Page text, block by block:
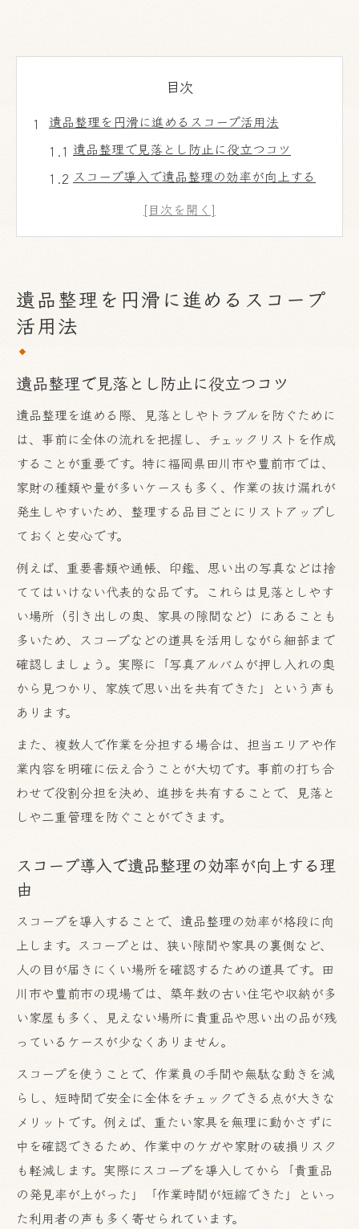
目次
遺品整理を円滑に進めるスコープ活用法
遺品整理で見落とし防止に役立つコツ
スコープ導入で遺品整理の効率が向上する
安心して遺品整理を進めるための事前準備
スコープ導入で後悔しない遺品整理の秘訣
スコープで遺品整理を丁寧に進める方法
遺品整理のトラブルを回避するスコープの
使い方
スコープで重要書類や貴重品を安全に管理
遺品整理の現場で役立つチェックリスト作
成法
安心して任せる遺品整理のチェックポイント
遺品整理の信頼できる業者選びの基準
安心して遺品整理を任せるための見積もり
確認
遺品整理の費用トラブルを防ぐポイント
スコープで現地作業の安心度を高める方法
遺品整理費用の内訳と適正価格の見極め方
追加請求を防ぐための費用確認ポイント
遺品整理の費用相場と節約する方法
遺品整理業者の見積もり比較のポイント
遺品整理で大切な物の見落としを防ぐコツ
スコープを使い重要書類を確実にチェック
遺品整理の現場で役立つ保管リストの作成
法
見落としがちな遺品を事前に確認する方法
遺品整理とスコープで心残りなく始める方法
遺品整理の第一歩はスコープの計画的活用
心残りをなくす遺品整理の心構えと準備
遺品整理とスコープで家族の合意形成を促
進
後悔しないための遺品整理の進め方
遺品整理を円滑に進めるスコープ
活用法
遺品整理で見落とし防止に役立つコツ
遺品整理を進める際、見落としやトラブルを防ぐために
は、事前に全体の流れを把握し、チェックリストを作成
することが重要です。特に福岡県田川市や豊前市では、
家財の種類や量が多いケースも多く、作業の抜け漏れが
発生しやすいため、整理する品目ごとにリストアップし
ておくと安心です。
例えば、重要書類や通帳、印鑑、思い出の写真などは捨
ててはいけない代表的な品です。これらは見落としやす
い場所（引き出しの奥、家具の隙間など）にあることも
多いため、スコープなどの道具を活用しながら細部まで
確認しましょう。実際に「写真アルバムが押し入れの奥
から見つかり、家族で思い出を共有できた」という声も
あります。
また、複数人で作業を分担する場合は、担当エリアや作
業内容を明確に伝え合うことが大切です。事前の打ち合
わせで役割分担を決め、進捗を共有することで、見落と
しや二重管理を防ぐことができます。
スコープ導入で遺品整理の効率が向上する理
由
スコープを導入することで、遺品整理の効率が格段に向
上します。スコープとは、狭い隙間や家具の裏側など、
人の目が届きにくい場所を確認するための道具です。田
川市や豊前市の現場では、築年数の古い住宅や収納が多
い家屋も多く、見えない場所に貴重品や思い出の品が残
っているケースが少なくありません。
スコープを使うことで、作業員の手間や無駄な動きを減
らし、短時間で安全に全体をチェックできる点が大きな
メリットです。例えば、重たい家具を無理に動かさずに
中を確認できるため、作業中のケガや家財の破損リスク
も軽減します。実際にスコープを導入してから「貴重品
の発見率が上がった」「作業時間が短縮できた」といっ
た利用者の声も多く寄せられています。